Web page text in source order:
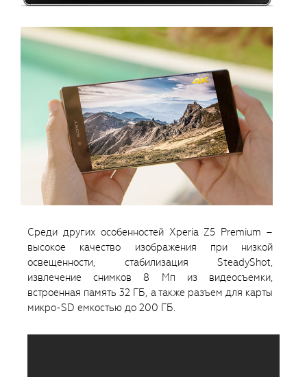
Среди других особенностей Xperia Z5 Premium –
высокое качество изображения при низкой
освещенности, стабилизация SteadyShot,
извлечение снимков 8 Мп из видеосъемки,
встроенная память 32 ГБ, а также разъем для карты
микро-SD емкостью до 200 ГБ.